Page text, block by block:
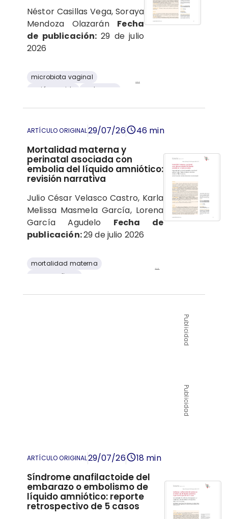
Néstor Casillas Vega, Soraya
Mendoza Olazarán Fecha
de publicación: 29 de julio
2026
microbiota vaginal
recién nacido
embarazo
...
ARTÍCULO ORIGINAL29/07/26 46 min
Mortalidad materna y
perinatal asociada con
embolia del líquido amniótico:
revisión narrativa
Julio César Velasco Castro, Karla
Melissa Masmela García, Lorena
García Agudelo Fecha de
publicación:29 de julio 2026
mortalidad materna
paro cardiaco
...
Publicidad
Publicidad
ARTÍCULO ORIGINAL29/07/26 18 min
Síndrome anafilactoide del
embarazo o embolismo de
líquido amniótico: reporte
retrospectivo de 5 casos